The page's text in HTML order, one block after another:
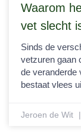
Waarom
vet slecht
Sinds de
vetzuren gaan
de veranderde
bestaat vlees
Jeroen de Wit